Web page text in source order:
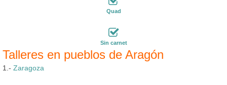
Quad
Sin carnet
Talleres en pueblos de Aragón
1.- Zaragoza